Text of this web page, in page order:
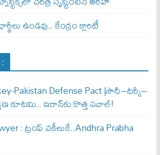
ఉండవు.. కేంద్రం క్లారిటీ
Pakistan Defense Pact |సౌదీ–టర్కీ–
కూటమి.. ఇరాన్‌కు కొత్త సవాల్!
: ట్రంప్ వ‌కీలుకే..Andhra Prabha